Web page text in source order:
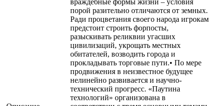
враждебные формы жизни – условия
порой разительно отличаются от земных.
Ради процветания своего народа игрокам
предстоит строить форпосты,
разыскивать реликвии угасших
цивилизаций, укрощать местных
обитателей, возводить города и
прокладывать торговые пути.• По мере
продвижения в неизвестное будущее
нелинейно развивается и научно-
технический прогресс. «Паутина
технологий» организована в